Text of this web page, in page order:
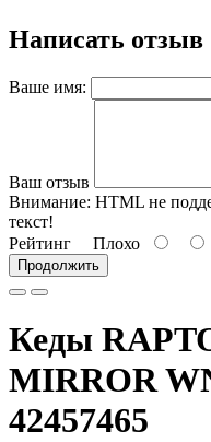
Написать отзыв
Ваше имя:
Ваш отзыв
Внимание: HTML не
текст!
Рейтинг Плохо
Продолжить
Кеды
MIRROR
42457465